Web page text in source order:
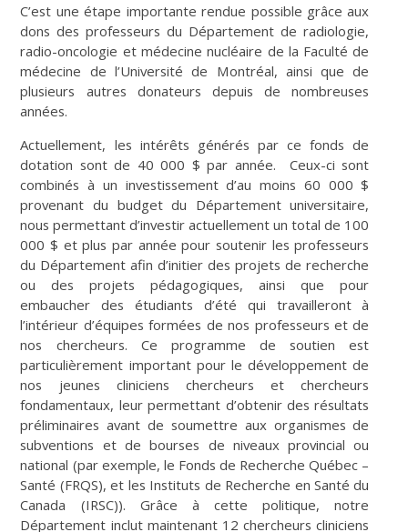
C’est une étape importante rendue possible grâce aux
dons des professeurs du Département de radiologie,
radio-oncologie et médecine nucléaire de la Faculté de
médecine de l’Université de Montréal, ainsi que de
plusieurs autres donateurs depuis de nombreuses
années.
Actuellement, les intérêts générés par ce fonds de
dotation sont de 40 000 $ par année. Ceux-ci sont
combinés à un investissement d’au moins 60 000 $
provenant du budget du Département universitaire,
nous permettant d’investir actuellement un total de 100
000 $ et plus par année pour soutenir les professeurs
du Département afin d’initier des projets de recherche
ou des projets pédagogiques, ainsi que pour
embaucher des étudiants d’été qui travailleront à
l’intérieur d’équipes formées de nos professeurs et de
nos chercheurs. Ce programme de soutien est
particulièrement important pour le développement de
nos jeunes cliniciens chercheurs et chercheurs
fondamentaux, leur permettant d’obtenir des résultats
préliminaires avant de soumettre aux organismes de
subventions et de bourses de niveaux provincial ou
national (par exemple, le Fonds de Recherche Québec –
Santé (FRQS), et les Instituts de Recherche en Santé du
Canada (IRSC)). Grâce à cette politique, notre
Département inclut maintenant 12 chercheurs cliniciens